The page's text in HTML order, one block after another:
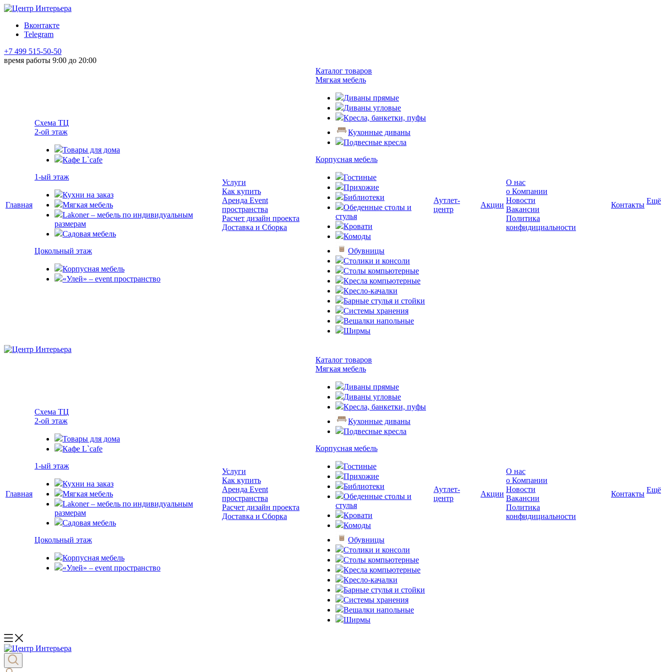
Вконтакте
Telegram
+7 499 515-50-50
время работы 9:00 до 20:00
Главная
Схема ТЦ
2-ой этаж
Товары для дома
Кафе L`cafe
1-ый этаж
Кухни на заказ
Мягкая мебель
Lakoner – мебель по индивидуальным
размерам
Садовая мебель
Цокольный этаж
Корпусная мебель
«Улей» – event пространство
Услуги
Как купить
Аренда Event
пространства
Расчет дизайн проекта
Доставка и Сборка
Каталог товаров
Мягкая мебель
Диваны прямые
Диваны угловые
Кресла, банкетки, пуфы
Кухонные диваны
Подвесные кресла
Корпусная мебель
Гостиные
Прихожие
Библиотеки
Обеденные столы и
стулья
Кровати
Комоды
Обувницы
Столики и консоли
Столы компьютерные
Кресла компьютерные
Кресло-качалки
Барные стулья и стойки
Системы хранения
Вешалки напольные
Ширмы
Аутлет-
центр
Акции
О нас
о Компании
Новости
Вакансии
Политика
конфидициальности
Контакты Ещё
Главная
Схема ТЦ
2-ой этаж
Товары для дома
Кафе L`cafe
1-ый этаж
Кухни на заказ
Мягкая мебель
Lakoner – мебель по индивидуальным
размерам
Садовая мебель
Цокольный этаж
Корпусная мебель
«Улей» – event пространство
Услуги
Как купить
Аренда Event
пространства
Расчет дизайн проекта
Доставка и Сборка
Каталог товаров
Мягкая мебель
Диваны прямые
Диваны угловые
Кресла, банкетки, пуфы
Кухонные диваны
Подвесные кресла
Корпусная мебель
Гостиные
Прихожие
Библиотеки
Обеденные столы и
стулья
Кровати
Комоды
Обувницы
Столики и консоли
Столы компьютерные
Кресла компьютерные
Кресло-качалки
Барные стулья и стойки
Системы хранения
Вешалки напольные
Ширмы
Аутлет-
центр
Акции
О нас
о Компании
Новости
Вакансии
Политика
конфидициальности
Контакты Ещё